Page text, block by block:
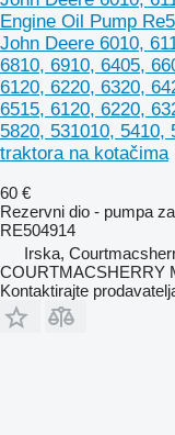
Engine Oil Pump
John Deere 6010,
6810, 6910, 6405,
6120, 6220, 6320,
6515, 6120, 6220,
5820, 531010, 5410,
traktora na kotačima
60 €
Rezervni dio - pumpa
RE504914
Irska,
COURTMACSHERRY
Kontaktirajte